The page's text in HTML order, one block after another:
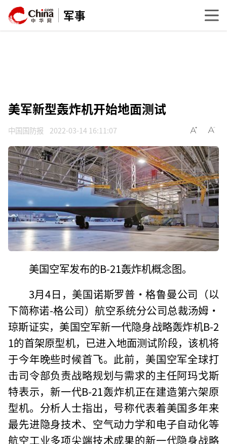
军事
美军新型轰炸机开始地面测试
中国国防报 2022-03-14 16:11:07
美国空军发布的B-21轰炸机概念图。
3月4日，美国诺斯罗普·格鲁曼公司（以
下简称诺-格公司）航空系统分公司总裁汤姆·
琼斯证实，美国空军新一代隐身战略轰炸机B-2
1的首架原型机，已进入地面测试阶段，该机将
于今年晚些时候首飞。此前，美国空军全球打
击司令部负责战略规划与需求的主任阿玛戈斯
特表示，新一代B-21轰炸机正在建造第六架原
型机。分析人士指出，号称代表着美国多年来
最先进隐身技术、空气动力学和电子自动化等
航空工业多项尖端技术成果的新一代隐身战略